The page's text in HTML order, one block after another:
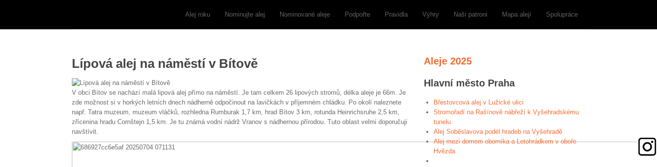
Alej roku Nominujte alej Nominované aleje Podpořte Pravidla Výhry Naši patroni Mapa alejí Spolupráce
Lípová alej na náměstí v Bítově
V obci Bítov se nachází malá lipová alej přímo na náměstí. Je tam celkem 26 lipových stromů, délka aleje je 66m. Je
zde možnost si v horkých letních dnech nádherně odpočinout na lavičkách v příjemném chládku. Po okolí naleznete
např. Tatra muzeum, muzeum vláčků, rozhledna Rumburak 1,7 km, hrad Bítov 3 km, rotunda Heinrichsruhe 2,5 km,
zřícenina hradu Cornštejn 1,5 km. Je tu známá vodní nádrž Vranov s nádhernou přírodou. Tuto oblast velmi doporučuji
navštívit.
Aleje 2025
Hlavní město Praha
Břestovcová alej v Lužické ulici
Stromořadí na Rašínově nábřeží k Vyšehradskému
tunelu
Alej Soběslavova podél hradeb na Vyšehradě
Alej mezi domem oborníka a Letohrádkem v oboře
Hvězda